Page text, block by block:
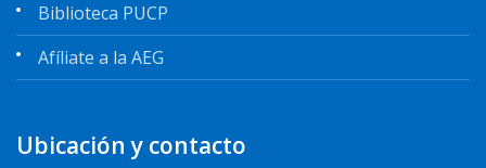
Biblioteca PUCP
Afíliate a la AEG
Ubicación y contacto